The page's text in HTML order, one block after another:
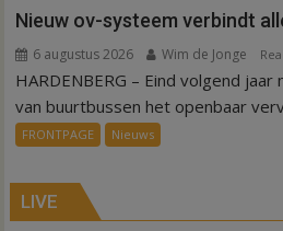
Nieuw ov-systeem verbindt
6 augustus 2026 Wim de Jonge
HARDENBERG – Eind volgend
van buurtbussen het openbaar
FRONTPAGE Nieuws
LIVE